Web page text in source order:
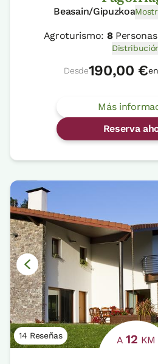
Beasain/Gipuzkoa
Agroturismo: 8
Desde190,00 €
Más
Reserva
14 Reseñas A12 KM